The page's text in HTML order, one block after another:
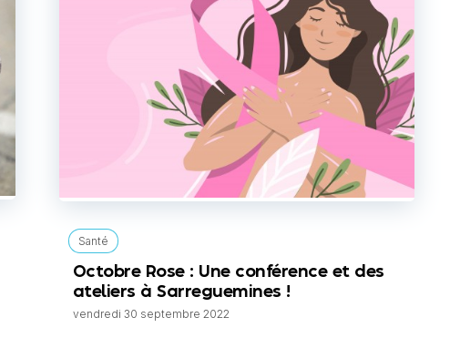
Santé
Octobre Rose : Une conférence et des
ateliers à Sarreguemines !
vendredi 30 septembre 2022